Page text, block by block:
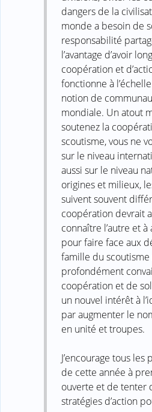
dangers de la
monde a besoin de
responsabilité
l’avantage d’avoir
coopération et
fonctionne à
notion de
mondiale. Un atout
soutenez la
scoutisme, vous ne
sur le niveau
aussi sur le niveau
origines et milieux,
suivent souvent
coopération devrait
connaître l’autre et
pour faire face aux
famille du scoutisme
profondément
coopération et de
un nouvel intérêt à
par augmenter le
en unité et troupes.
J’encourage tous
de cette année à
ouverte et de tenter
stratégies d’action